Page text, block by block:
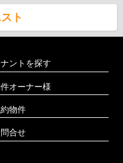
ト
ントを探す
オーナー様
物件
合せ